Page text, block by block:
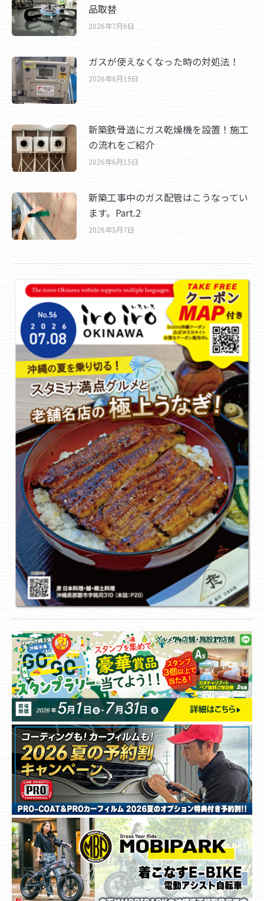
品取替
2026年7月6日
ガスが使えなくなった時の対処法！
2026年6月19日
新築鉄骨造にガス乾燥機を設置！施工
の流れをご紹介
2026年6月15日
新築工事中のガス配管はこうなってい
ます。Part.2
2026年5月7日